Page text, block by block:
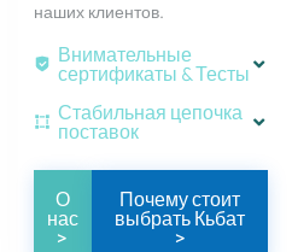
наших клиентов.
Внимательные
сертификаты & Тесты
Стабильная цепочка
поставок
О
нас
>
Почему стоит
выбрать Кьбат
>